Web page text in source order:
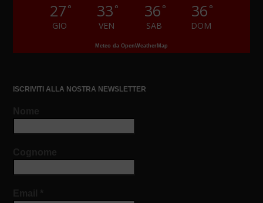
27 °
GIO
33 °
VEN
36 °
SAB
36 °
DOM
Meteo da OpenWeatherMap
ISCRIVITI ALLA NOSTRA NEWSLETTER